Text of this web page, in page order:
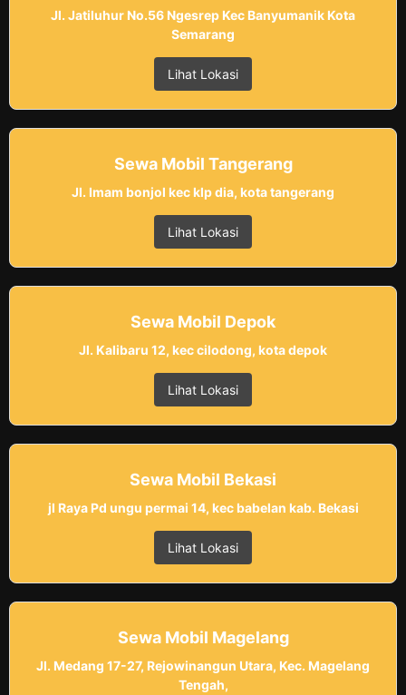
Jl. Jatiluhur No.56 Ngesrep Kec Banyumanik Kota
Semarang
Lihat Lokasi
Sewa Mobil Tangerang
Jl. Imam bonjol kec klp dia, kota tangerang
Lihat Lokasi
Sewa Mobil Depok
Jl. Kalibaru 12, kec cilodong, kota depok
Lihat Lokasi
Sewa Mobil Bekasi
jl Raya Pd ungu permai 14, kec babelan kab. Bekasi
Lihat Lokasi
Sewa Mobil Magelang
Jl. Medang 17-27, Rejowinangun Utara, Kec. Magelang
Tengah,